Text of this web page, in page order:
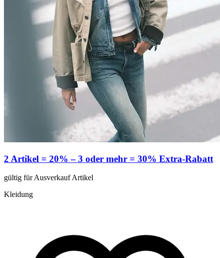
2 Artikel = 20% – 3 oder mehr = 30% Extra-Rabatt
gültig für Ausverkauf Artikel
Kleidung